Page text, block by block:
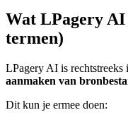
Wat LPagery AI
termen)
LPagery AI is rechtstreeks
aanmaken van
Dit kun je ermee doen: